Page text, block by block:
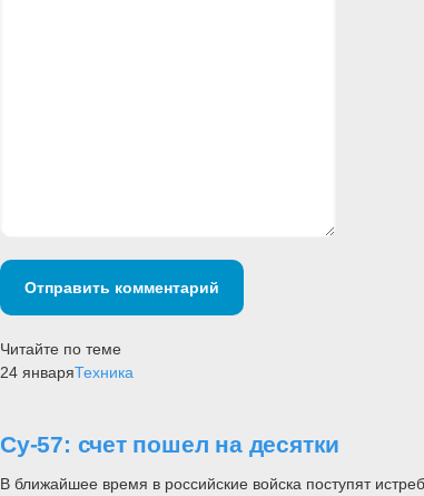
Отправить комментарий
Читайте по теме
24 январяТехника
Су-57: счет пошел на десятки
В ближайшее время в российские войска поступят